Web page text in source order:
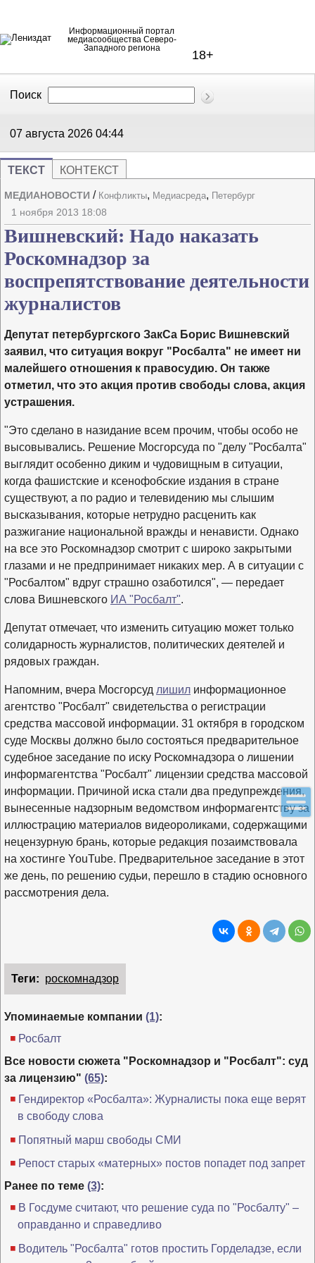
Информационный портал
медиасообщества Северо-
Западного региона
18+
Поиск
07 августа 2026 04:44
ТЕКСТ КОНТЕКСТ
МЕДИАНОВОСТИ / Конфликты, Медиасреда, Петербург
1 ноября 2013 18:08
Вишневский: Надо наказать
Роскомнадзор за
воспрепятствование деятельности
журналистов
Депутат петербургского ЗакСа Борис Вишневский
заявил, что ситуация вокруг "Росбалта" не имеет ни
малейшего отношения к правосудию. Он также
отметил, что это акция против свободы слова, акция
устрашения.
"Это сделано в назидание всем прочим, чтобы особо не
высовывались. Решение Мосгорсуда по "делу "Росбалта"
выглядит особенно диким и чудовищным в ситуации,
когда фашистские и ксенофобские издания в стране
существуют, а по радио и телевидению мы слышим
высказывания, которые нетрудно расценить как
разжигание национальной вражды и ненависти. Однако
на все это Роскомнадзор смотрит с широко закрытыми
глазами и не предпринимает никаких мер. А в ситуации с
"Росбалтом" вдруг страшно озаботился", — передает
слова Вишневского ИА "Росбалт".
Депутат отмечает, что изменить ситуацию может только
солидарность журналистов, политических деятелей и
рядовых граждан.
Напомним, вчера Мосгорсуд лишил информационное
агентство "Росбалт" свидетельства о регистрации
средства массовой информации. 31 октября в городском
суде Москвы должно было состояться предварительное
судебное заседание по иску Роскомнадзора о лишении
информагентства "Росбалт" лицензии средства массовой
информации. Причиной иска стали два предупреждения,
вынесенные надзорным ведомством информагентству за
иллюстрацию материалов видеороликами, содержащими
нецензурную брань, которые редакция позаимствовала
на хостинге YouTube. Предварительное заседание в этот
же день, по решению судьи, перешло в стадию основного
рассмотрения дела.
Теги: роскомнадзор
Упоминаемые компании (1):
Росбалт
Все новости сюжета "Роскомнадзор и "Росбалт": суд
за лицензию" (65):
Гендиректор «Росбалта»: Журналисты пока еще верят
в свободу слова
Попятный марш свободы СМИ
Репост старых «матерных» постов попадет под запрет
Ранее по теме (3):
В Госдуме считают, что решение суда по "Росбалту" –
оправданно и справедливо
Водитель "Росбалта" готов простить Горделадзе, если